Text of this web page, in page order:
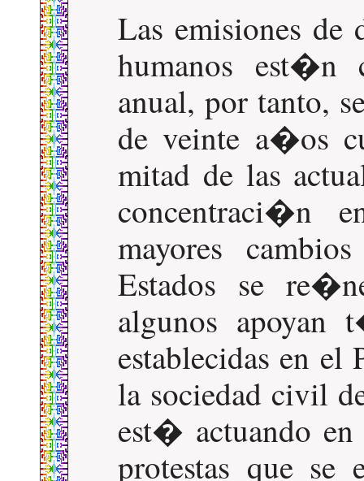
Las emisiones
humanos est�n
anual, por tanto,
de veinte a�os
mitad de las
concentraci�n
mayores
Estados se
algunos apoyan
establecidas en
la sociedad civil
est� actuando en
protestas que se